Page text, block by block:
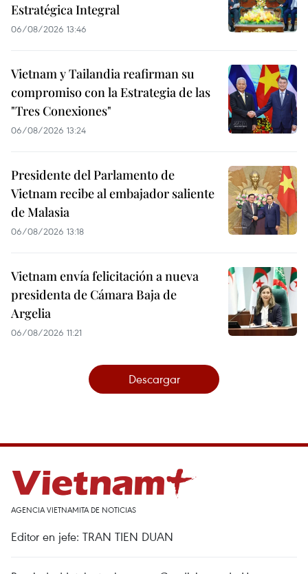
Estratégica Integral
06/08/2026 13:46
Vietnam y Tailandia reafirman su
compromiso con la Estrategia de las
"Tres Conexiones"
06/08/2026 13:24
Presidente del Parlamento de
Vietnam recibe al embajador saliente
de Malasia
06/08/2026 13:18
Vietnam envía felicitación a nueva
presidenta de Cámara Baja de
Argelia
06/08/2026 11:21
Descargar
AGENCIA VIETNAMITA DE NOTICIAS
Editor en jefe: TRAN TIEN DUAN